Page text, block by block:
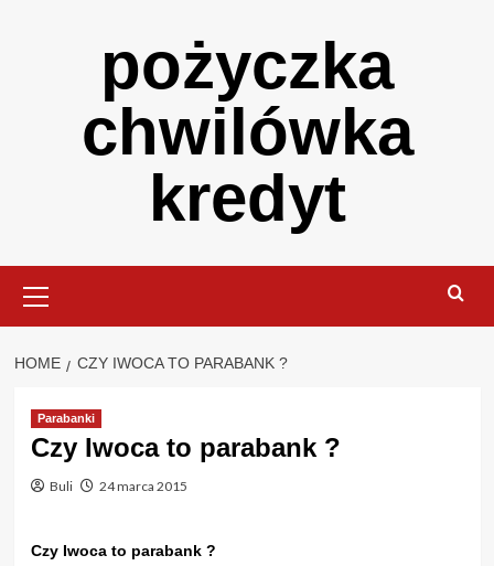
pożyczka
chwilówka
kredyt
Menu
HOME CZY IWOCA TO PARABANK ?
Parabanki
Czy Iwoca to parabank ?
Buli 24 marca 2015
Czy Iwoca to parabank ?